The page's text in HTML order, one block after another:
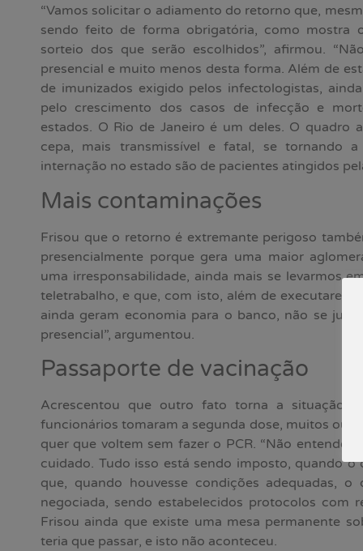
“Vamos solicitar o adiamento do retorno que,
sendo feito de forma obrigatória, como mostra
sorteio dos que serão escolhidos”, afirmou.
presencial e muito menos desta forma. Além de
de imunizados exigido pelos infectologistas,
pelo crescimento dos casos de infecção e
estados. O Rio de Janeiro é um deles. O quadro
cepa, mais transmissível e fatal, se tornando
internação no estado são de pacientes atingidos
Mais contaminações
Frisou que o retorno é extremante perigoso
presencialmente porque gera uma maior
uma irresponsabilidade, ainda mais se levarmos
teletrabalho, e que, com isto, além de executarem
ainda geram economia para o banco, não se
presencial”, argumentou.
Passaporte de vacinação
Acrescentou que outro fato torna a situação
funcionários tomaram a segunda dose, muitos
quer que voltem sem fazer o PCR. “Não
cuidado. Tudo isso está sendo imposto, quando
que, quando houvesse condições adequadas,
negociada, sendo estabelecidos protocolos com
Frisou ainda que existe uma mesa permanente
teria que passar, e isto não aconteceu.